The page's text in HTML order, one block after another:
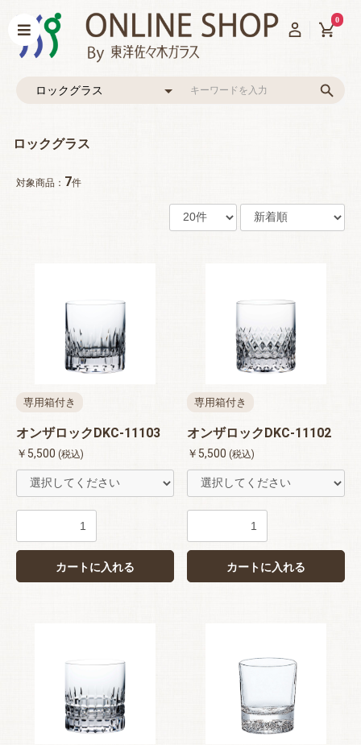
0
ロックグラス
対象商品： 7件
専用箱付き
オンザロックDKC-11103
￥5,500 (税込)
カートに入れる
専用箱付き
オンザロックDKC-11102
￥5,500 (税込)
カートに入れる